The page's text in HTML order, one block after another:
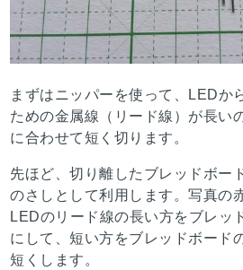
まずはニッパーを使って、LEDか
ための金属線（リード線）が長い
に合わせて短く切ります。
先ほど、切り離したブレッドボー
のさしとして利用します。写真の
LEDのリード線の長い方をブレッ
にして、短い方をブレッドボード
短くします。